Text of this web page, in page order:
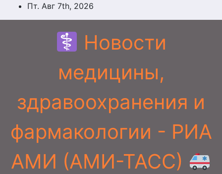
Перейти
к
Пт. Авг 7th, 2026
Новости
медицины,
здравоохранения и
фармакологии - РИА
АМИ (АМИ-ТАСС)